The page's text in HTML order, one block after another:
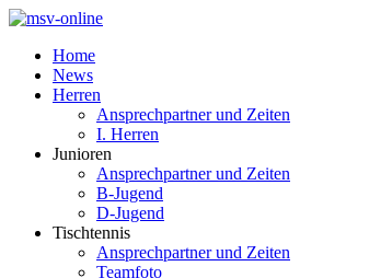
Home
News
Herren
Ansprechpartner und Zeiten
I. Herren
Junioren
Ansprechpartner und Zeiten
B-Jugend
D-Jugend
Tischtennis
Ansprechpartner und Zeiten
Teamfoto